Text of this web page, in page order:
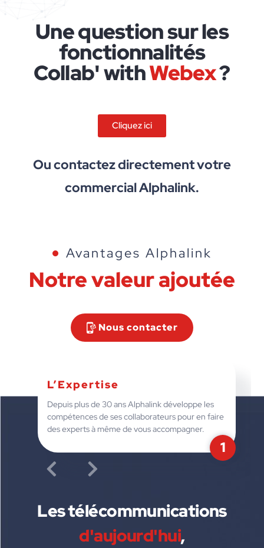
Une question sur les
fonctionnalités
Collab' withWebex?
Cliquez ici
Ou contactez directement votre
commercial Alphalink.
Avantages Alphalink
Notre valeurajoutée
Nous contacter
L’Expertise
Depuis plus de 30 ans Alphalink développe les
compétences de ses collaborateurs pour en faire
des experts à même de vous accompagner.
1
Les télécommunications
d'aujourd'hui,